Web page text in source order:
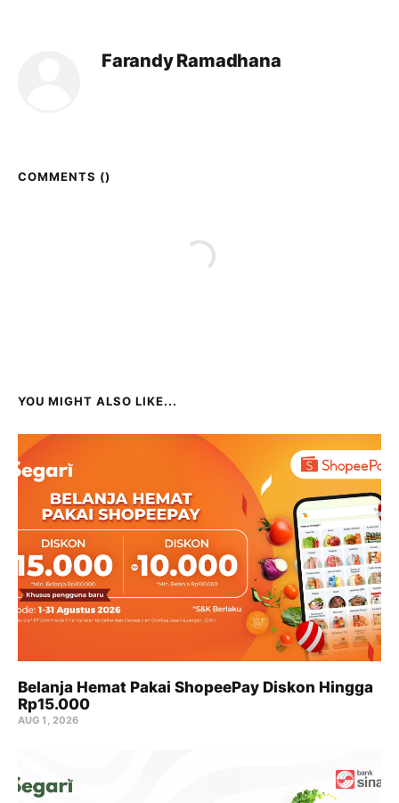
Farandy Ramadhana
COMMENTS ()
YOU MIGHT ALSO LIKE...
Belanja Hemat Pakai ShopeePay Diskon Hingga
Rp15.000
AUG 1, 2026